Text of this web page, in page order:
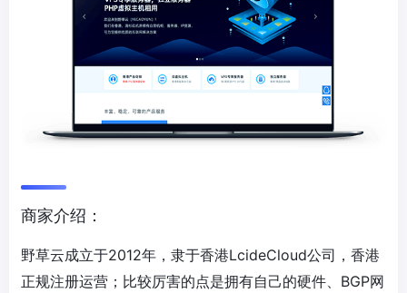
商家介绍：
野草云成立于2012年，隶于香港LcideCloud公司，香港
正规注册运营；比较厉害的点是拥有自己的硬件、BGP网